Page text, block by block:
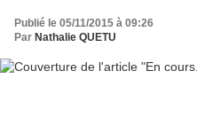
Publié le 05/11/2015 à 09:26
Par Nathalie QUETU